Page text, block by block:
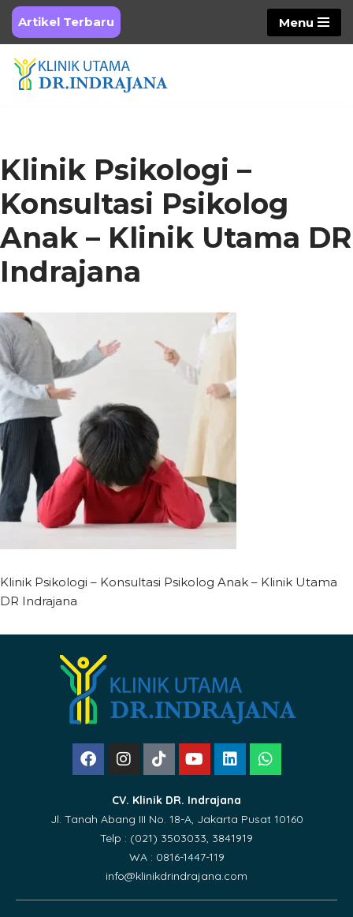
Skip
to
content
Artikel Terbaru Menu
Klinik Psikologi –
Konsultasi Psikolog
Anak – Klinik Utama DR
Indrajana
Klinik Psikologi – Konsultasi Psikolog Anak – Klinik Utama
DR Indrajana
CV. Klinik DR. Indrajana
Jl. Tanah Abang III No. 18-A, Jakarta Pusat 10160
Telp : (021) 3503033, 3841919
WA : 0816-1447-119
info@klinikdrindrajana.com